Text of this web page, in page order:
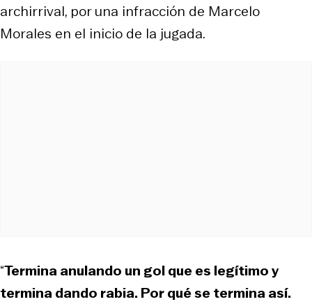
archirrival, por una infracción de Marcelo
Morales en el inicio de la jugada.
“Termina anulando un gol que es legítimo y
termina dando rabia. Por qué se termina así.